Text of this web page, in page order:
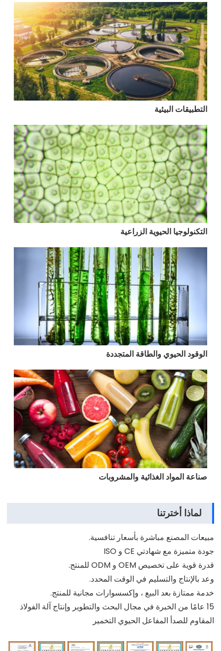
التطبيقات البيئية
التكنولوجيا الحيوية الزراعية
الوقود الحيوي والطاقة المتجددة
صناعة المواد الغذائية والمشروبات
لماذا أخترتنا
مبيعات المصنع مباشرة بأسعار تنافسية.
جودة متميزة مع شهادتي CE و ISO
قدرة قوية على تخصيص OEM و ODM للمنتج.
وعد بالإنتاج والتسليم في الوقت المحدد.
خدمة ممتازة بعد البيع ، وإكسسوارات مجانية للمنتج.
15 عامًا من الخبرة في مجال البحث والتطوير وإنتاج آلة الفولاذ
المقاوم للصدأ المفاعل الحيوي التخمير